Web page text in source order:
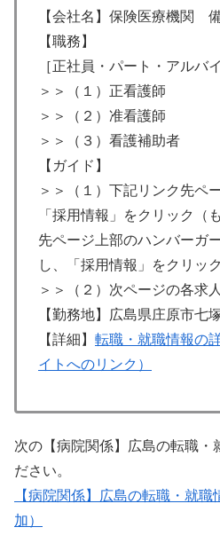
【会社名】保険医療機関
【職務】
［正社員・パート・アルバイ
＞＞（１）正看護師
＞＞（２）准看護師
＞＞（３）看護補助者
【ガイド】
＞＞（１）下記リンク先ペ
「採用情報」をクリック（
先ページ上部のハンバーガ
し、「採用情報」をクリッ
＞＞（２）次ページの各求
【勤務地】広島県庄原市七
【詳細】 転職・就職情報の
イトへのリンク）
次の【病院関係】広島の転職・
ださい。
【病院関係】広島の転職・就
加）